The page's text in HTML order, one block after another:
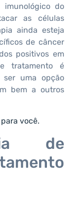
do
as células
ainda esteja
de câncer
positivos em
tratamento é
ser uma opção
bem a outros
você.
de